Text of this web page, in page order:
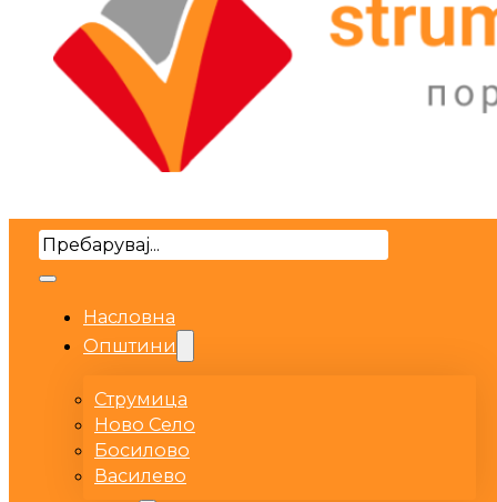
Search
Насловна
Општини
Струмица
Ново Село
Босилово
Василево